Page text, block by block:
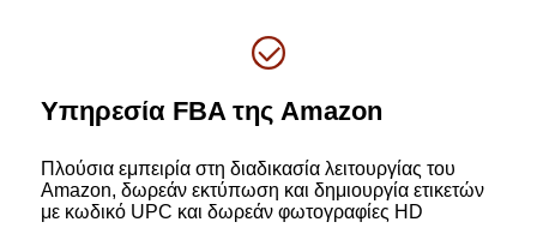
Υπηρεσία FBA της Amazon
Πλούσια εμπειρία στη διαδικασία λειτουργίας του
Amazon, δωρεάν εκτύπωση και δημιουργία ετικετών
με κωδικό UPC και δωρεάν φωτογραφίες HD